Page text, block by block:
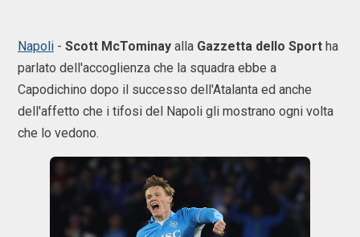
Napoli - Scott McTominay alla Gazzetta dello Sport ha
parlato dell'accoglienza che la squadra ebbe a
Capodichino dopo il successo dell'Atalanta ed anche
dell'affetto che i tifosi del Napoli gli mostrano ogni volta
che lo vedono.